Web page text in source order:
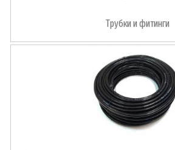
Трубки и фитинги